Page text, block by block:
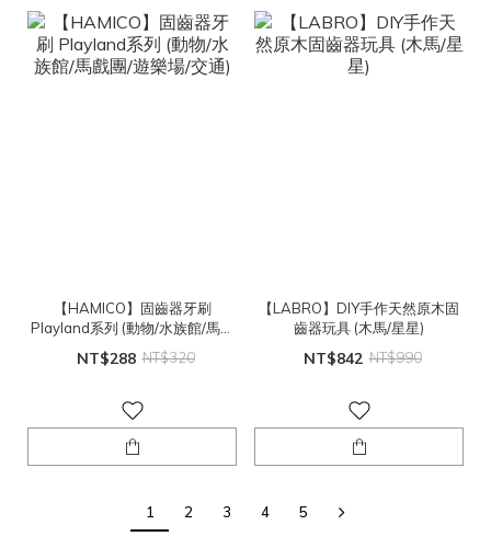
【HAMICO】固齒器牙刷
Playland系列 (動物/水族館/馬戲
團/遊樂場/交通)
NT$288 NT$320
【LABRO】DIY手作天然原木固
齒器玩具 (木馬/星星)
NT$842 NT$990
1 2 3 4 5